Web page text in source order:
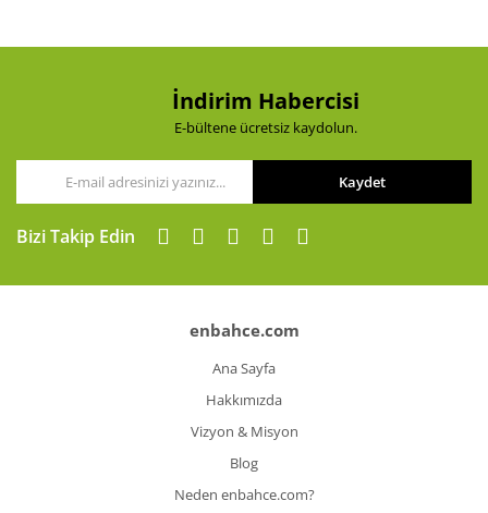
Ürün fiyatı diğer sitelerden daha pahalı.
Gönder
İndirim Habercisi
E-bültene ücretsiz kaydolun.
Kaydet
Bizi Takip Edin
enbahce.com
Ana Sayfa
Hakkımızda
Vizyon & Misyon
Blog
Neden enbahce.com?